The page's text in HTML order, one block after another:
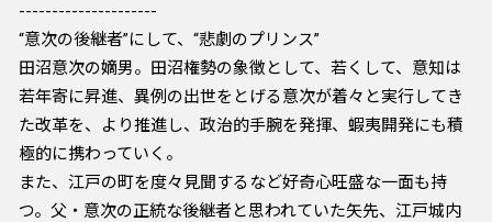
---------------------
“意次の後継者”にして、“悲劇のプリンス”
田沼意次の嫡男。田沼権勢の象徴として、若くして、意知は
若年寄に昇進、異例の出世をとげる意次が着々と実行してき
た改革を、より推進し、政治的手腕を発揮、蝦夷開発にも積
極的に携わっていく。
また、江戸の町を度々見聞するなど好奇心旺盛な一面も持
つ。父・意次の正統な後継者と思われていた矢先、江戸城内